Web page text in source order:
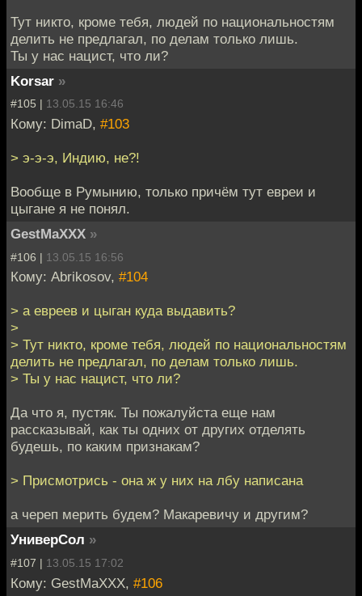
Тут никто, кроме тебя, людей по национальностям
делить не предлагал, по делам только лишь.
Ты у нас нацист, что ли?
Korsar »
#105 | 13.05.15 16:46
Кому: DimaD, #103
> э-э-э, Индию, не?!
Вообще в Румынию, только причём тут евреи и
цыгане я не понял.
GestMaXXX »
#106 | 13.05.15 16:56
Кому: Abrikosov, #104
> а евреев и цыган куда выдавить?
>
> Тут никто, кроме тебя, людей по национальностям
делить не предлагал, по делам только лишь.
> Ты у нас нацист, что ли?
Да что я, пустяк. Ты пожалуйста еще нам
рассказывай, как ты одних от других отделять
будешь, по каким признакам?
> Присмотрись - она ж у них на лбу написана
а череп мерить будем? Макаревичу и другим?
УниверСол »
#107 | 13.05.15 17:02
Кому: GestMaXXX, #106